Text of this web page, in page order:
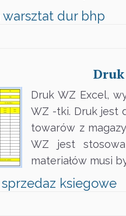
warsztat dur bhp
Druk WZ Excel,
WZ -tki. Druk jest
towarów z
WZ jest
materiałów musi
sprzedaz ksiegowe